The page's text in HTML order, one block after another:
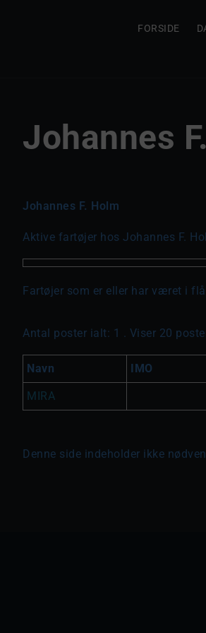
FORSIDE
Johannes
Johannes F. Holm
Aktive fartøjer hos Johannes F.
Fartøjer som er eller har været i
Antal poster ialt: 1 . Viser 20
Navn IMO
MIRA
Denne side indeholder ikke